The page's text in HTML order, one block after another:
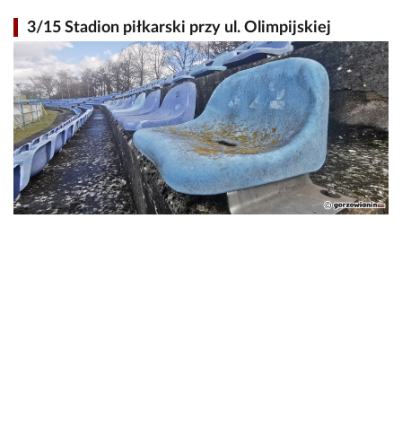
3/15 Stadion piłkarski przy ul. Olimpijskiej